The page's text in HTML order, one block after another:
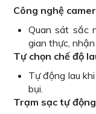
Công nghệ
Quan sát sắc
gian thực,
Tự chọn chế độ
Tự động lau
bụi.
Trạm sạc tự